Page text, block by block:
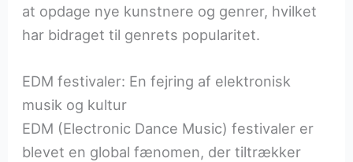
at opdage nye kunstnere og genrer, hvilket
har bidraget til genrets popularitet.
EDM festivaler: En fejring af elektronisk
musik og kultur
EDM (Electronic Dance Music) festivaler er
blevet en global fænomen, der tiltrækker